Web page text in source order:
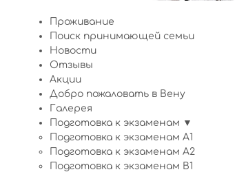
Проживание
Поиск принимающей семьи
Новости
Отзывы
Акции
Добро пожаловать в Вену
Галерея
Подготовка к экзаменам ▼
Подготовка к экзаменам A1
Подготовка к экзаменам A2
Подготовка к экзаменам B1